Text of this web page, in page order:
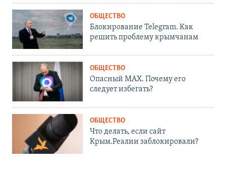
ОБЩЕСТВО
Блокирование Telegram. Как
решить проблему крымчанам
ОБЩЕСТВО
Опасный MAX. Почему его
следует избегать?
ОБЩЕСТВО
Что делать, если сайт
Крым.Реалии заблокировали?